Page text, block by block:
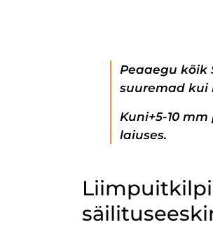
Peaaegu kõik
suuremad kui
Kuni+5-10
laiuses.